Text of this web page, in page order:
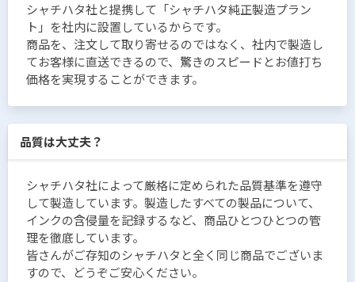
シャチハタ社と提携して「シャチハタ純正製造プラン
ト」を社内に設置しているからです。
商品を、注文して取り寄せるのではなく、社内で製造し
てお客様に直送できるので、驚きのスピードとお値打ち
価格を実現することができます。
品質は大丈夫？
シャチハタ社によって厳格に定められた品質基準を遵守
して製造しています。製造したすべての製品について、
インクの含侵量を記録するなど、商品ひとつひとつの管
理を徹底しています。
皆さんがご存知のシャチハタと全く同じ商品でございま
すので、どうぞご安心ください。